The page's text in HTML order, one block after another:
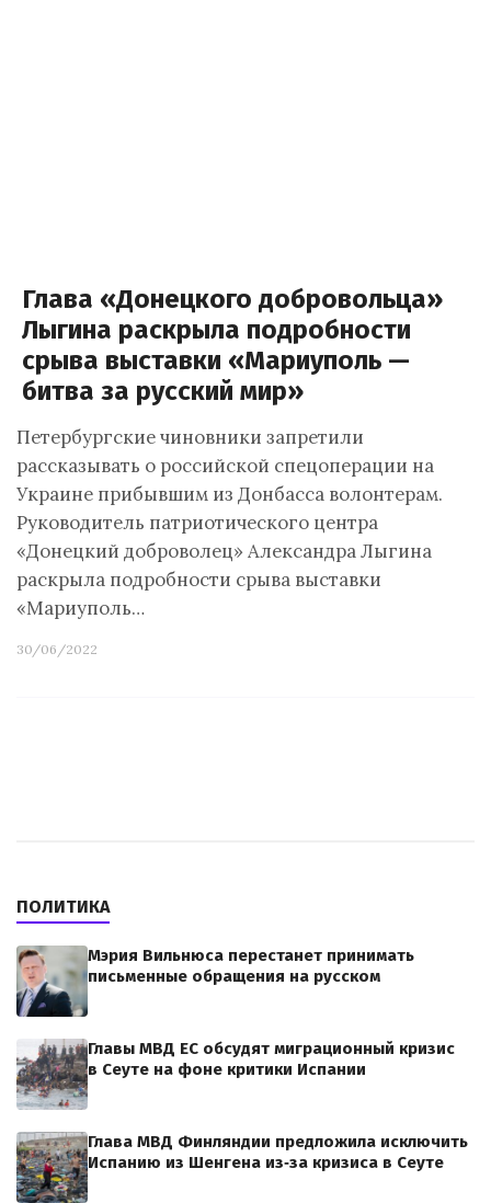
Глава «Донецкого добровольца»
Лыгина раскрыла подробности
срыва выставки «Мариуполь —
битва за русский мир»
Петербургские чиновники запретили
рассказывать о российской спецоперации на
Украине прибывшим из Донбасса волонтерам.
Руководитель патриотического центра
«Донецкий доброволец» Александра Лыгина
раскрыла подробности срыва выставки
«Мариуполь…
30/06/2022
ПОЛИТИКА
Мэрия Вильнюса перестанет принимать
письменные обращения на русском
Главы МВД ЕС обсудят миграционный кризис
в Сеуте на фоне критики Испании
Глава МВД Финляндии предложила исключить
Испанию из Шенгена из‑за кризиса в Сеуте